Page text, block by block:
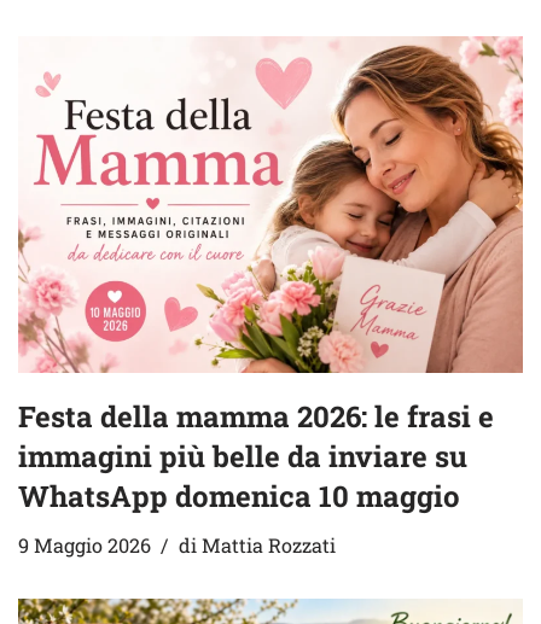
Festa della mamma 2026: le frasi e
immagini più belle da inviare su
WhatsApp domenica 10 maggio
9 Maggio 2026 di Mattia Rozzati